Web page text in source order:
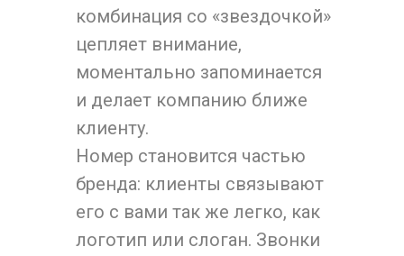
комбинация со «звездочкой»
цепляет внимание,
моментально запоминается
и делает компанию ближе
клиенту.
Номер становится частью
бренда: клиенты связывают
его с вами так же легко, как
логотип или слоган. Звонки